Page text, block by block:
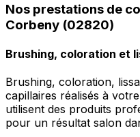
Nos prestations de
Corbeny (02820)
Brushing, coloration et
Brushing, coloration,
capillaires réalisés à
utilisent des produits
pour un résultat salon